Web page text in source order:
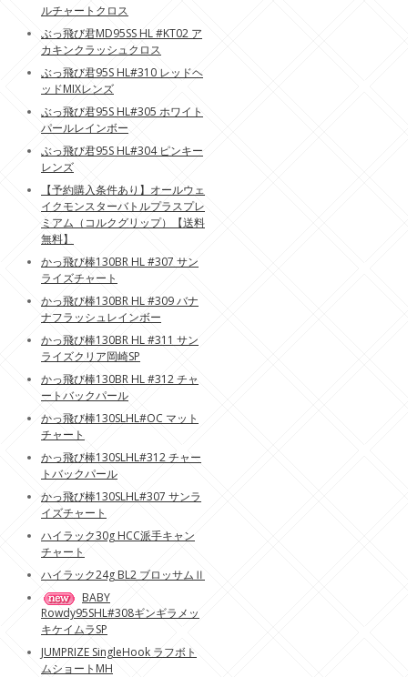
ルチャートクロス
ぶっ飛び君MD95SS HL #KT02 ア
カキンクラッシュクロス
ぶっ飛び君95S HL#310 レッドヘ
ッドMIXレンズ
ぶっ飛び君95S HL#305 ホワイト
パールレインボー
ぶっ飛び君95S HL#304 ピンキー
レンズ
【予約購入条件あり】オールウェ
イクモンスターバトルプラスプレ
ミアム（コルクグリップ）【送料
無料】
かっ飛び棒130BR HL #307 サン
ライズチャート
かっ飛び棒130BR HL #309 バナ
ナフラッシュレインボー
かっ飛び棒130BR HL #311 サン
ライズクリア岡崎SP
かっ飛び棒130BR HL #312 チャ
ートバックパール
かっ飛び棒130SLHL#OC マット
チャート
かっ飛び棒130SLHL#312 チャー
トバックパール
かっ飛び棒130SLHL#307 サンラ
イズチャート
ハイラック30g HCC派手キャン
チャート
ハイラック24g BL2 ブロッサムⅡ
BABY
Rowdy95SHL#308ギンギラメッ
キケイムラSP
JUMPRIZE SingleHook ラフボト
ムショートMH